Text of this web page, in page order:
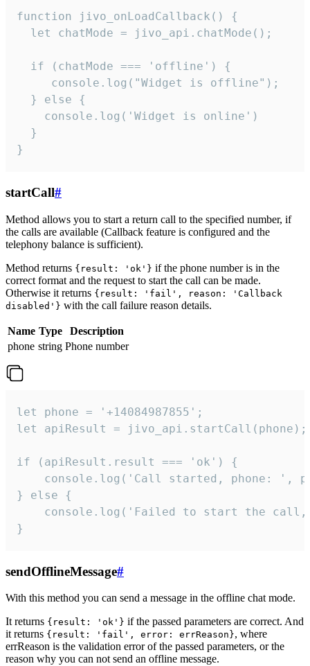
function jivo_onLoadCallback() {
  let chatMode = jivo_api.chatMode();
  if (chatMode === 'offline') {
     console.log("Widget is offline");
  } else {
    console.log('Widget is online')
  }
}
startCall#
Method allows you to start a return call to the specified number, if
the calls are available (Callback feature is configured and the
telephony balance is sufficient).
Method returns {result: 'ok'} if the phone number is in the
correct format and the request to start the call can be made.
Otherwise it returns {result: 'fail', reason: 'Callback
disabled'} with the call failure reason details.
Name Type
Description
phone string Phone number
let phone = '+14084987855';
let apiResult = jivo_api.startCall(phone);
if (apiResult.result === 'ok') {
console.log('Call started, phone: ',
} else {
console.log('Failed to start the
}
sendOfflineMessage#
With this method you can send a message in the offline chat mode.
It returns {result: 'ok'} if the passed parameters are correct. And
it returns {result: 'fail', error: errReason}, where
errReason is the validation error of the passed parameters, or the
reason why you can not send an offline message.